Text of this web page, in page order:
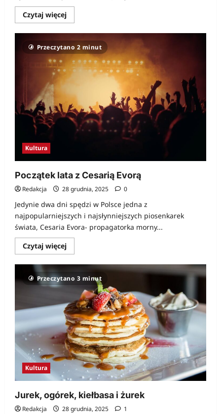
Czytaj więcejDowiedz
się
o
Co
kiedyś
było:
Burzum
dawniej
i
Przeczytano 2 minut
Kultura
Początek lata z Cesarią Evorą
Redakcja 28 grudnia, 2025 0
Jedynie dwa dni spędzi w Polsce jedna z
najpopularniejszych i najsłynniejszych piosenkarek
świata, Cesaria Evora- propagatorka morny...
Czytaj więcejDowiedz
się
o
lata
z
Cesarią
Evorą
Przeczytano 3 minut
Kultura
Jurek, ogórek, kiełbasa i żurek
Redakcja 28 grudnia, 2025 1